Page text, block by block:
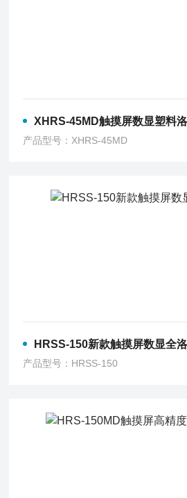
XHRS-45MD触摸屏数显塑料
产品型号：XHRS-45MD
HRSS-150新款触摸屏数显全
产品型号：HRSS-150